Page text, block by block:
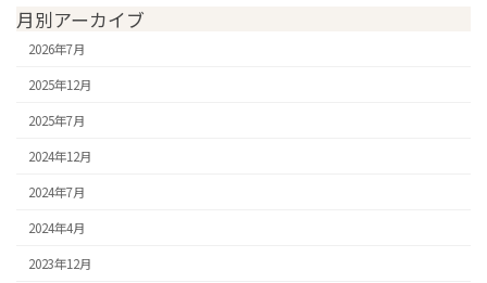
月別アーカイブ
2026年7月
2025年12月
2025年7月
2024年12月
2024年7月
2024年4月
2023年12月